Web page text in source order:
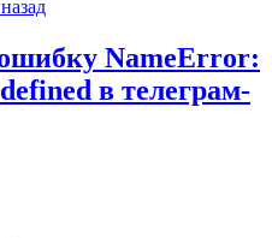
NameError:
в телеграм-